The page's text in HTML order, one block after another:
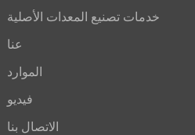
خدمات تصنيع المعدات الأصلية
عنا
الموارد
فيديو
الاتصال بنا